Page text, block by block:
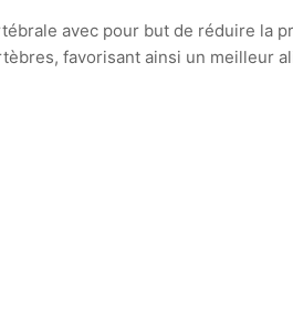
avec pour but de réduire la
favorisant ainsi un meilleur